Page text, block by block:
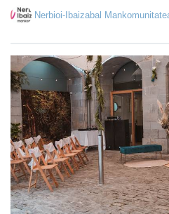
Nerbioi-Ibaizabal